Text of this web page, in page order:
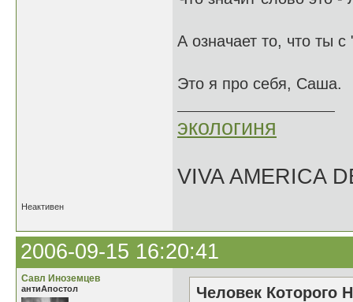
А означает то, что ты с
Это я про себя, Саша.
экологиня
VIVA AMERICA
Неактивен
2006-09-15 16:20:41
Савл Иноземцев
антиАпостол
Человек Которого